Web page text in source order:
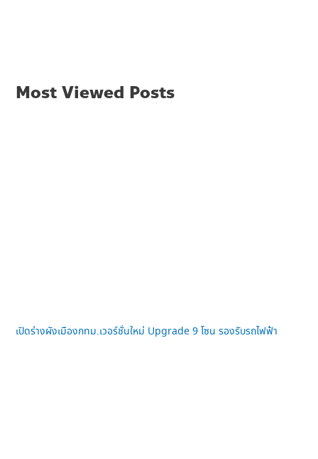
Most Viewed Posts
เปิดร่างผังเมืองกทม.เวอร์ชั่นใหม่ Upgrade 9 โซน รองรับรถไฟฟ้า